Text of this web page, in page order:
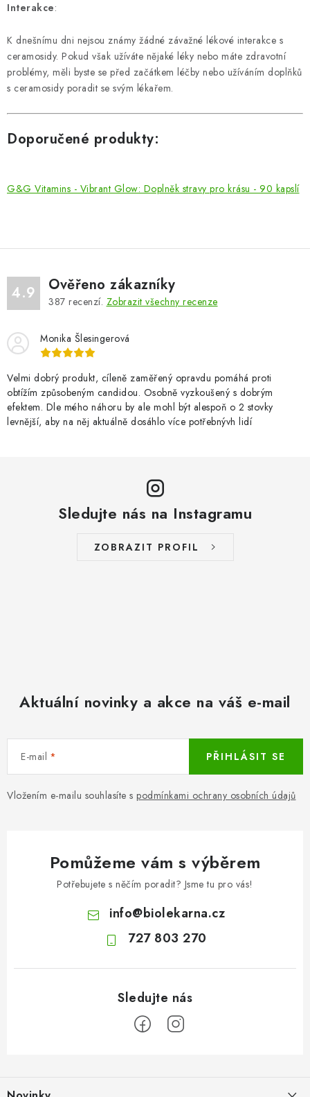
Interakce:
K dnešnímu dni nejsou známy žádné závažné lékové interakce s
ceramosidy. Pokud však užíváte nějaké léky nebo máte zdravotní
problémy, měli byste se před začátkem léčby nebo užíváním doplňků
s ceramosidy poradit se svým lékařem.
Doporučené produkty:
G&G Vitamins - Vibrant Glow: Doplněk stravy pro krásu - 90 kapslí
4.9 Ověřeno zákazníky
387 recenzí. Zobrazit všechny recenze
Monika Šlesingerová
Velmi dobrý produkt, cíleně zaměřený opravdu pomáhá proti
obtížím způsobeným candidou. Osobně vyzkoušený s dobrým
efektem. Dle mého náhoru by ale mohl být alespoň o 2 stovky
levnější, aby na něj aktuálně dosáhlo více potřebnývh lidí
Sledujte nás na Instagramu
ZOBRAZIT PROFIL
Aktuální novinky a akce na váš e-mail
E-mail
Vložením e-mailu souhlasíte s podmínkami ochrany osobních údajů
PŘIHLÁSIT SE
Pomůžeme vám s výběrem
Potřebujete s něčím poradit? Jsme tu pro vás!
info@biolekarna.cz
727 803 270